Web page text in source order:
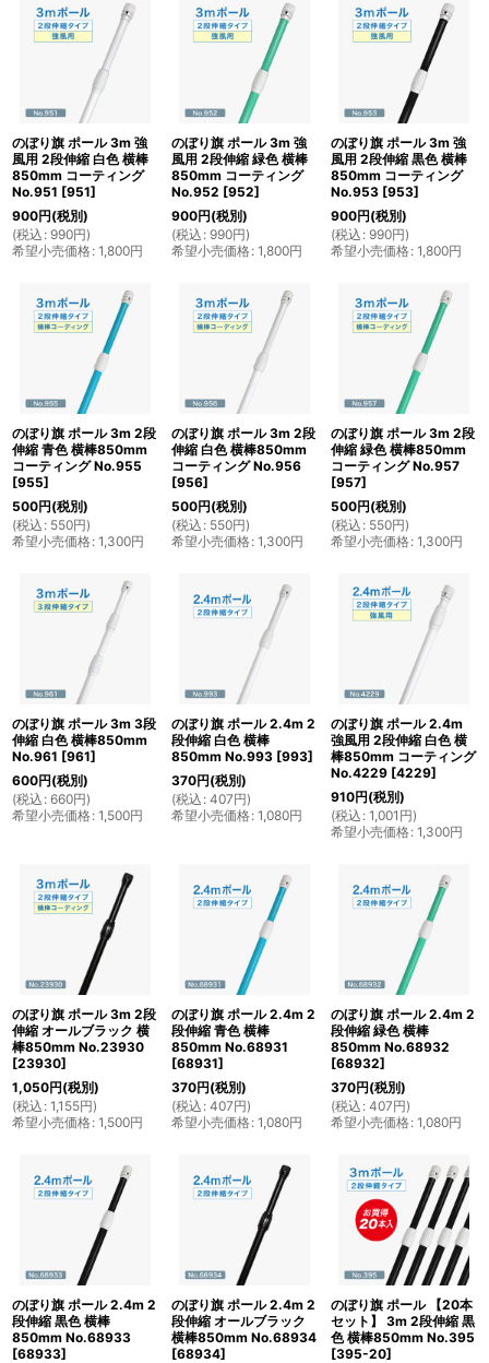
のぼり旗 ポール 3m 強
風用 2段伸縮 白色 横棒
850mm コーティング
No.951 [951]
900円(税別)
(税込 : 990円)
希望小売価格: 1,800円
のぼり旗 ポール 3m 強
風用 2段伸縮 緑色 横棒
850mm コーティング
No.952 [952]
900円(税別)
(税込 : 990円)
希望小売価格: 1,800円
のぼり旗 ポール 3m 強
風用 2段伸縮 黒色 横棒
850mm コーティング
No.953 [953]
900円(税別)
(税込 : 990円)
希望小売価格: 1,800円
のぼり旗 ポール 3m 2段
伸縮 青色 横棒850mm
コーティング No.955
[955]
500円(税別)
(税込 : 550円)
希望小売価格: 1,300円
のぼり旗 ポール 3m 2段
伸縮 白色 横棒850mm
コーティング No.956
[956]
500円(税別)
(税込 : 550円)
希望小売価格: 1,300円
のぼり旗 ポール 3m 2段
伸縮 緑色 横棒850mm
コーティング No.957
[957]
500円(税別)
(税込 : 550円)
希望小売価格: 1,300円
のぼり旗 ポール 3m 3段
伸縮 白色 横棒850mm
No.961 [961]
600円(税別)
(税込 : 660円)
希望小売価格: 1,500円
のぼり旗 ポール 2.4m 2
段伸縮 白色 横棒
850mm No.993 [993]
370円(税別)
(税込 : 407円)
希望小売価格: 1,080円
のぼり旗 ポール 2.4m
強風用 2段伸縮 白色 横
棒850mm コーティング
No.4229 [4229]
910円(税別)
(税込 : 1,001 円)
希望小売価格: 1,300円
のぼり旗 ポール 3m 2段
伸縮 オールブラック 横
棒850mm No.23930
[23930]
1,050円(税別)
(税込 : 1,155円)
希望小売価格: 1,500円
のぼり旗 ポール 2.4m 2
段伸縮 青色 横棒
850mm No.68931
[68931]
370円(税別)
(税込 : 407円)
希望小売価格: 1,080円
のぼり旗 ポール 2.4m 2
段伸縮 緑色 横棒
850mm No.68932
[68932]
370円(税別)
(税込 : 407円)
希望小売価格: 1,080円
のぼり旗 ポール 2.4m 2
段伸縮 黒色 横棒
850mm No.68933
[68933]
のぼり旗 ポール 2.4m 2
段伸縮 オールブラック
横棒850mm No.68934
[68934]
のぼり旗 ポール 【20本
セット】 3m 2段伸縮 黒
色 横棒850mm No.395
[395-20]